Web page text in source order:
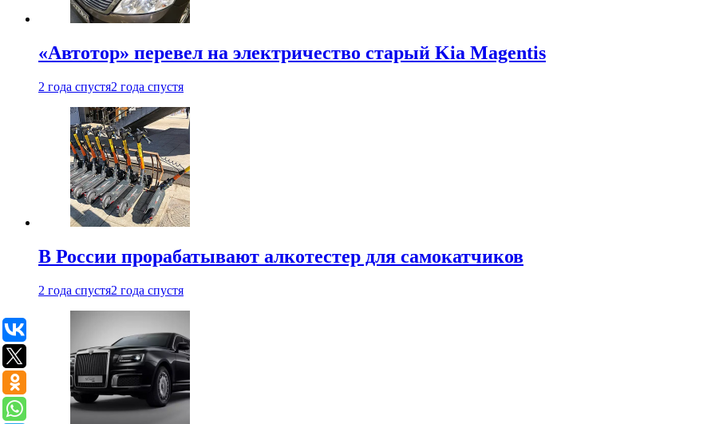
«Автотор» перевел на электричество старый Kia Magentis
2 года спустя2 года спустя
В России прорабатывают алкотестер для самокатчиков
2 года спустя2 года спустя